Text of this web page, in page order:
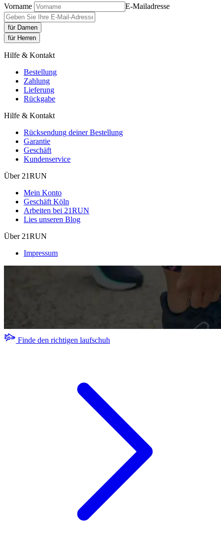
Vorname E-Mailadresse
für Damen
für Herren
Hilfe & Kontakt
Bestellung
Zahlung
Lieferung
Rückgabe
Hilfe & Kontakt
Rücksendung deiner Bestellung
Garantie
Geschäft
Kundenservice
Über 21RUN
Mein Konto
Geschäft Köln
Arbeiten bei 21RUN
Lies unseren Blog
Über 21RUN
Impressum
Finde den richtigen laufschuh